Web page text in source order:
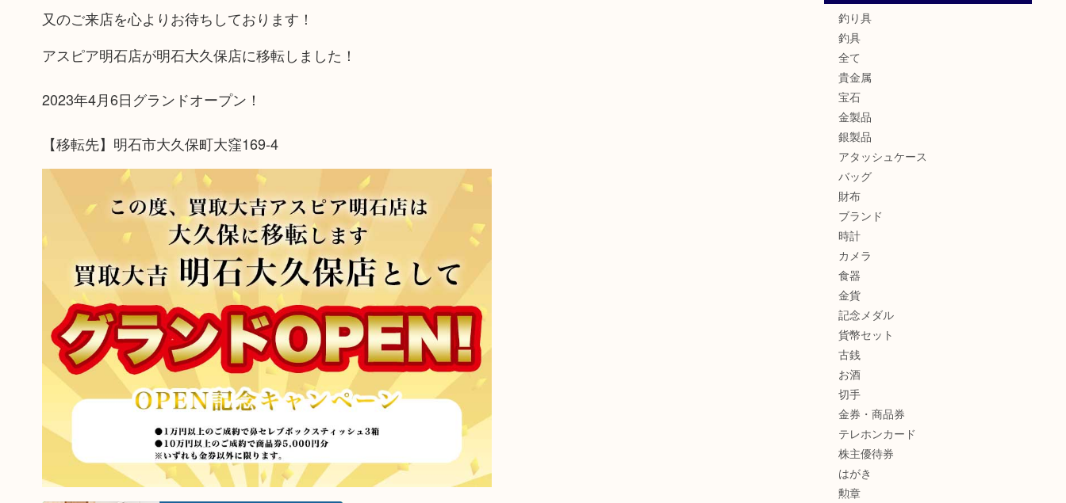
又のご来店を心よりお待ちしております！
アスピア明石店が明石大久保店に移転しました！
2023年4月6日グランドオープン！
【移転先】明石市大久保町大窪169-4
釣り具
釣具
全て
貴金属
宝石
金製品
銀製品
アタッシュケース
バッグ
財布
ブランド
時計
カメラ
食器
金貨
記念メダル
貨幣セット
古銭
お酒
切手
金券・商品券
テレホンカード
株主優待券
はがき
勲章